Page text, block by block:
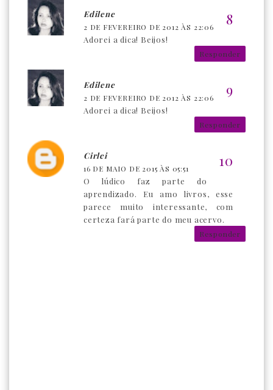
Edilene
2 DE FEVEREIRO DE 2012 ÀS 22:06
Adorei a dica! Beijos!
Responder
Edilene
2 DE FEVEREIRO DE 2012 ÀS 22:06
Adorei a dica! Beijos!
Responder
Cirlei
16 DE MAIO DE 2015 ÀS 05:51
O lúdico faz parte do
aprendizado. Eu amo livros, esse
parece muito interessante, com
certeza fará parte do meu acervo.
Responder